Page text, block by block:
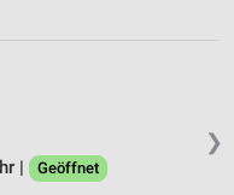
❯
|
Geöffnet